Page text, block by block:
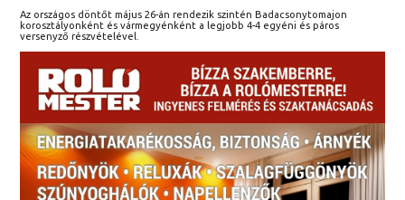
Az országos döntőt május 26-án rendezik szintén Badacsonytomajon
korosztályonként és vármegyénként a legjobb 4-4 egyéni és páros
versenyző részvételével.